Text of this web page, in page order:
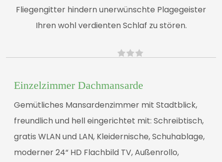
Fliegengitter hindern unerwünschte Plagegeister
Ihren wohl verdienten Schlaf zu stören.
Einzelzimmer Dachmansarde
Gemütliches Mansardenzimmer mit Stadtblick,
freundlich und hell eingerichtet mit: Schreibtisch,
gratis WLAN und LAN, Kleidernische, Schuhablage,
moderner 24“ HD Flachbild TV, Außenrollo,